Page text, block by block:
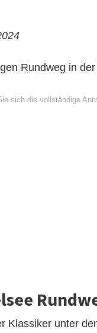
Rundweg in
sich die vollständige
Klassiker unter